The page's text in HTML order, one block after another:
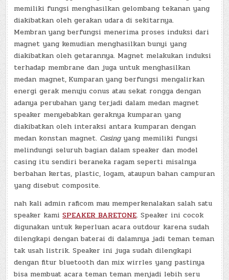
memiliki fungsi menghasilkan gelombang tekanan yang
diakibatkan oleh gerakan udara di sekitarnya.
Membran yang berfungsi menerima proses induksi dari
magnet yang kemudian menghasilkan bunyi yang
diakibatkan oleh getarannya. Magnet melakukan induksi
terhadap membrane dan juga untuk menghasilkan
medan magnet, Kumparan yang berfungsi mengalirkan
energi gerak menuju conus atau sekat rongga dengan
adanya perubahan yang terjadi dalam medan magnet
speaker menyebabkan geraknya kumparan yang
diakibatkan oleh interaksi antara kumparan dengan
medan konstan magnet. Casingyang memiliki fungsi
melindungi seluruh bagian dalam speaker dan model
casing itu sendiri beraneka ragam seperti misalnya
berbahan kertas, plastic, logam, ataupun bahan campuran
yang disebut composite.
nah kali admin raficom mau memperkenalakan salah satu
speaker kamiSPEAKER BARETONE. Speaker ini cocok
digunakan untuk keperluan acara outdour karena sudah
dilengkapi dengan baterai di dalamnya jadi teman teman
tak usah listrik. Speaker ini juga sudah dilengkapi
dengan fitur bluetooth dan mix wirrles yang pastinya
bisa membuat acara teman teman menjadi lebih seru